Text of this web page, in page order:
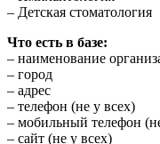
– Детская стоматология
Что есть в базе:
– наименование
– город
– адрес
– телефон (не у всех)
– мобильный телефон
– сайт (не у всех)